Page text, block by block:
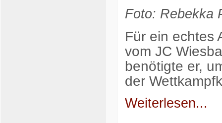
Foto: Rebekka
Für ein echtes
vom JC
benötigte er,
der
Weiterlesen...